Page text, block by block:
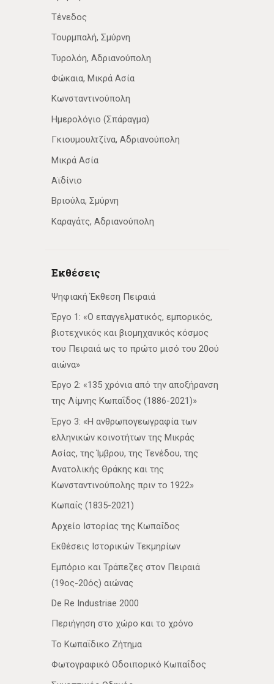
Τένεδος
Τουρμπαλή, Σμύρνη
Τυρολόη, Αδριανούπολη
Φώκαια, Μικρά Ασία
Κωνσταντινούπολη
Ημερολόγιο (Σπάραγμα)
Γκιουμουλτζίνα, Αδριανούπολη
Μικρά Ασία
Αϊδίνιο
Βριούλα, Σμύρνη
Καραγάτς, Αδριανούπολη
Εκθέσεις
Ψηφιακή Έκθεση Πειραιά
Έργο 1: «Ο επαγγελματικός, εμπορικός,
βιοτεχνικός και βιομηχανικός κόσμος
του Πειραιά ως το πρώτο μισό του 20ού
αιώνα»
Έργο 2: «135 χρόνια από την αποξήρανση
της Λίμνης Κωπαΐδος (1886-2021)»
Έργο 3: «Η ανθρωπογεωγραφία των
ελληνικών κοινοτήτων της Μικράς
Ασίας, της Ίμβρου, της Τενέδου, της
Ανατολικής Θράκης και της
Κωνσταντινούπολης πριν το 1922»
Κωπαΐς (1835-2021)
Αρχείο Ιστορίας της Κωπαΐδος
Εκθέσεις Ιστορικών Τεκμηρίων
Εμπόριο και Τράπεζες στον Πειραιά
(19ος-20ός) αιώνας
De Re Industriae 2000
Περιήγηση στο χώρο και το χρόνο
Το Κωπαΐδικο Ζήτημα
Φωτογραφικό Οδοιπορικό Κωπαΐδος